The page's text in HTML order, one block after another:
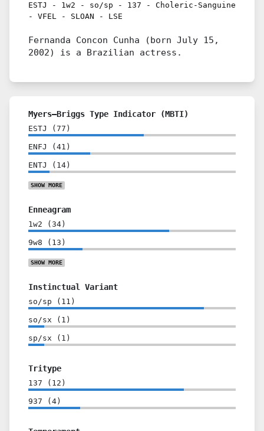
ESTJ - 1w2 - so/sp - 137 - Choleric-Sanguine
- VFEL - SLOAN - LSE
Fernanda Concon Cunha (born July 15,
2002) is a Brazilian actress.
Myers–Briggs Type Indicator (MBTI)
ESTJ ( 77 )
ENFJ ( 41 )
ENTJ ( 14 )
SHOW MORE
Enneagram
1w2 ( 34 )
9w8 ( 13 )
SHOW MORE
Instinctual Variant
so/sp ( 11 )
so/sx ( 1 )
sp/sx ( 1 )
Tritype
137 ( 12 )
937 ( 4 )